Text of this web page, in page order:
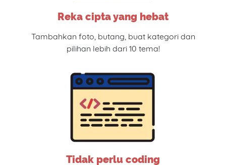
Reka cipta yang hebat
Tambahkan foto, butang, buat kategori dan
pilihan lebih dari 10 tema!
Tidak perlu coding